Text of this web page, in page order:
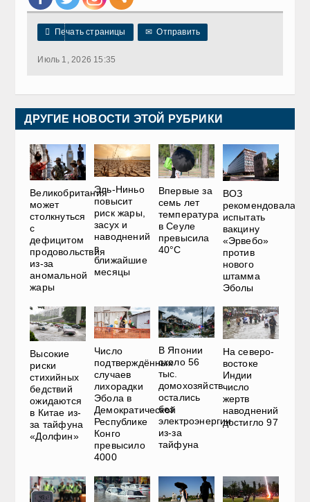
 Печать страницы ✉ Отправить
Июль 1, 2026 15:35
ДРУГИЕ НОВОСТИ ЭТОЙ РУБРИКИ
Великобритания
может
столкнуться
с
дефицитом
продовольствия
из-за
аномальной
жары
Эль-Ниньо
повысит
риск жары,
засух и
наводнений
в
ближайшие
месяцы
Впервые за
семь лет
температура
в Сеуле
превысила
40°C
ВОЗ
рекомендовала
испытать
вакцину
«Эрвебо»
против
нового
штамма
Эболы
Высокие
риски
стихийных
бедствий
ожидаются
в Китае из-
за тайфуна
«Долфин»
Число
подтверждённых
случаев
лихорадки
Эбола в
Демократической
Республике
Конго
превысило
4000
В Японии
около 56
тыс.
домохозяйств
остались
без
электроэнергии
из-за
тайфуна
На северо-
востоке
Индии
число
жертв
наводнений
достигло 97